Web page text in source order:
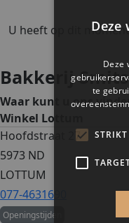
U heeft op dit
Bakkerij Smits
Waar kunt u ons
Winkel Lottum
Hoofdstraat 27
5973 ND
LOTTUM
077-4631690
Openingstijden
Deze
Deze
te